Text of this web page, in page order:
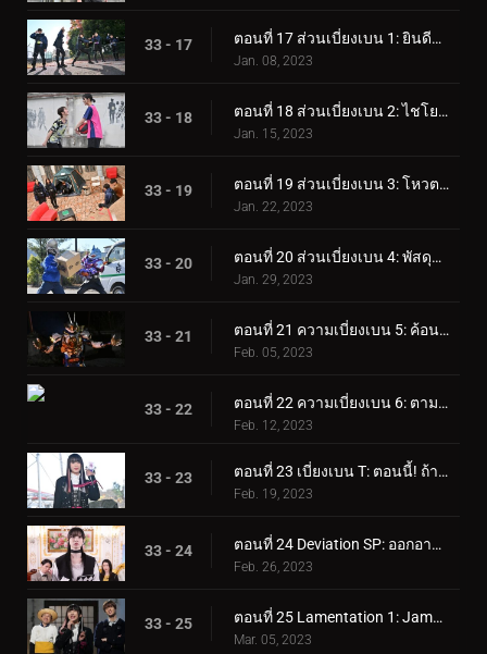
33 - 17 ตอนที่ 17 ส่วนเบี่ยงเบน 1: ยินดีต้อนรับสู่ซีซั่นใหม่!
Jan. 08, 2023
33 - 18 ตอนที่ 18 ส่วนเบี่ยงเบน 2: ไชโย! ศึกแจมเมอร์ บอล!
Jan. 15, 2023
33 - 19 ตอนที่ 19 ส่วนเบี่ยงเบน 3: โหวต! ดิสซาสตาร์คือใคร!
Jan. 22, 2023
33 - 20 ตอนที่ 20 ส่วนเบี่ยงเบน 4: พัสดุจาก Jamato
Jan. 29, 2023
33 - 21 ตอนที่ 21 ความเบี่ยงเบน 5: ค้อนของเกเซอร์!
Feb. 05, 2023
33 - 22 ตอนที่ 22 ความเบี่ยงเบน 6: ตามเขาไป! จิรามิเหรอ!
Feb. 12, 2023
33 - 23 ตอนที่ 23 เบี่ยงเบน T: ตอนนี้! ถ้าเป็นสำหรับผู้เล่นของฉัน
Feb. 19, 2023
33 - 24 ตอนที่ 24 Deviation SP: ออกอากาศฉุกเฉิน! การแข่งขัน Desire Grand Prix ทั้งหมด!
Feb. 26, 2023
33 - 25 ตอนที่ 25 Lamentation 1: Jamato Grand Prixโก
Mar. 05, 2023